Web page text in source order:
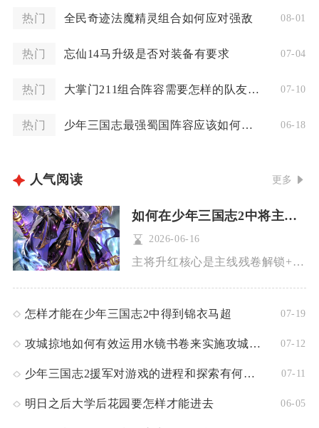
热门 全民奇迹法魔精灵组合如何应对强敌 08-01
热门 忘仙14马升级是否对装备有要求 07-04
热门 大掌门211组合阵容需要怎样的队友支援 07-10
热门 少年三国志最强蜀国阵容应该如何选择装备 06-18
人气阅读 更多
如何在少年三国志2中将主将培养为红将
2026-06-16
主将升红核心是主线残卷解锁+列传章节推进+材料集中投入+装备...
怎样才能在少年三国志2中得到锦衣马超 07-19
攻城掠地如何有效运用水镜书卷来实施攻城行动 07-12
少年三国志2援军对游戏的进程和探索有何帮助呢 07-11
明日之后大学后花园要怎样才能进去 06-05